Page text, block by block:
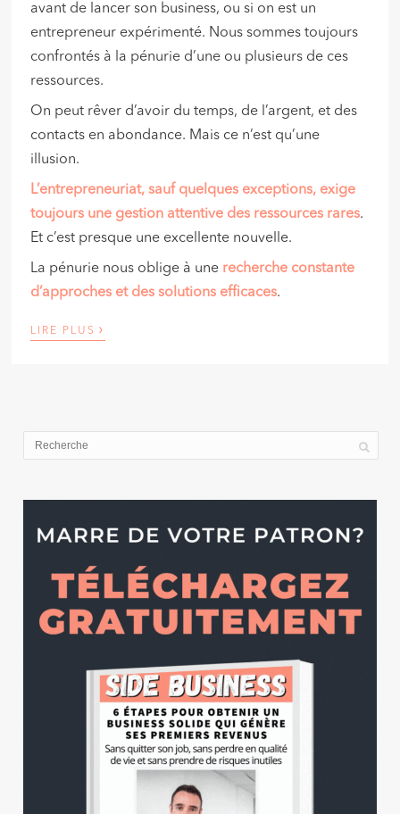
avant de lancer son business, ou si on est un
entrepreneur expérimenté. Nous sommes toujours
confrontés à la pénurie d’une ou plusieurs de ces
ressources.
On peut rêver d’avoir du temps, de l’argent, et des
contacts en abondance. Mais ce n’est qu’une
illusion.
L’entrepreneuriat, sauf quelques exceptions, exige
toujours une gestion attentive des ressources rares.
Et c’est presque une excellente nouvelle.
La pénurie nous oblige à une recherche constante
d’approches et des solutions efficaces.
LIRE PLUS ›